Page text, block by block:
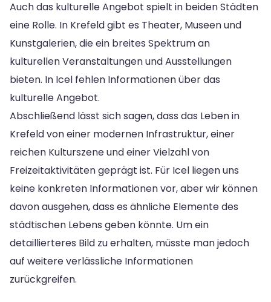
Auch das kulturelle Angebot spielt in beiden Städten
eine Rolle. In Krefeld gibt es Theater, Museen und
Kunstgalerien, die ein breites Spektrum an
kulturellen Veranstaltungen und Ausstellungen
bieten. In Icel fehlen Informationen über das
kulturelle Angebot.
Abschließend lässt sich sagen, dass das Leben in
Krefeld von einer modernen Infrastruktur, einer
reichen Kulturszene und einer Vielzahl von
Freizeitaktivitäten geprägt ist. Für Icel liegen uns
keine konkreten Informationen vor, aber wir können
davon ausgehen, dass es ähnliche Elemente des
städtischen Lebens geben könnte. Um ein
detaillierteres Bild zu erhalten, müsste man jedoch
auf weitere verlässliche Informationen
zurückgreifen.